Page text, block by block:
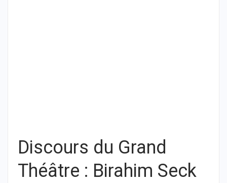
Discours du Grand
Théâtre : Birahim Seck